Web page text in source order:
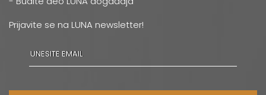
Prijavite se na LUNA newsletter!